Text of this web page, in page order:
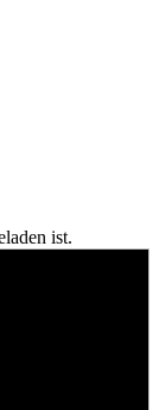
ist.